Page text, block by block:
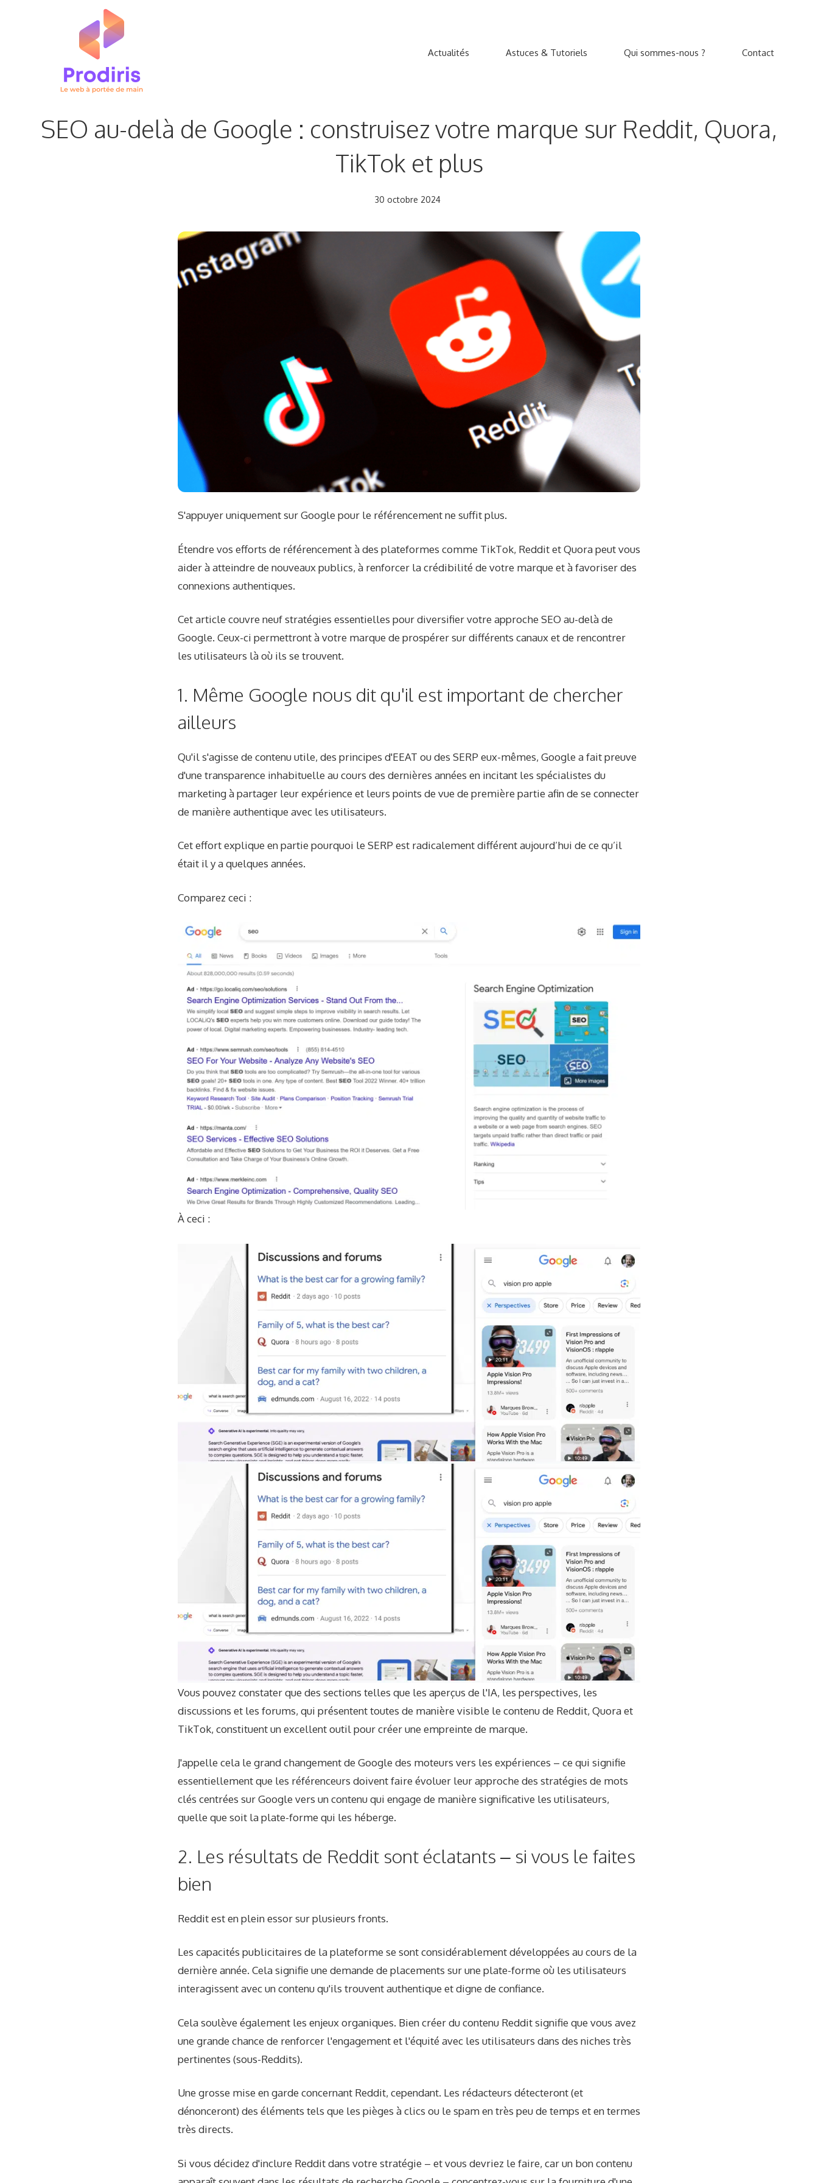
Actualités Astuces & Tutoriels Qui sommes-nous ? Contact
SEO au-delà de Google : construisez votre marque sur Reddit, Quora,
TikTok et plus
30 octobre 2024
S'appuyer uniquement sur Google pour le référencement ne suffit plus.
Étendre vos efforts de référencement à des plateformes comme TikTok, Reddit et Quora peut vous
aider à atteindre de nouveaux publics, à renforcer la crédibilité de votre marque et à favoriser des
connexions authentiques.
Cet article couvre neuf stratégies essentielles pour diversifier votre approche SEO au-delà de
Google. Ceux-ci permettront à votre marque de prospérer sur différents canaux et de rencontrer
les utilisateurs là où ils se trouvent.
1. Même Google nous dit qu'il est important de chercher
ailleurs
Qu'il s'agisse de contenu utile, des principes d'EEAT ou des SERP eux-mêmes, Google a fait preuve
d'une transparence inhabituelle au cours des dernières années en incitant les spécialistes du
marketing à partager leur expérience et leurs points de vue de première partie afin de se connecter
de manière authentique avec les utilisateurs.
Cet effort explique en partie pourquoi le SERP est radicalement différent aujourd’hui de ce qu’il
était il y a quelques années.
Comparez ceci :
À ceci :
Vous pouvez constater que des sections telles que les aperçus de l'IA, les perspectives, les
discussions et les forums, qui présentent toutes de manière visible le contenu de Reddit, Quora et
TikTok, constituent un excellent outil pour créer une empreinte de marque.
J'appelle cela le grand changement de Google des moteurs vers les expériences – ce qui signifie
essentiellement que les référenceurs doivent faire évoluer leur approche des stratégies de mots
clés centrées sur Google vers un contenu qui engage de manière significative les utilisateurs,
quelle que soit la plate-forme qui les héberge.
2. Les résultats de Reddit sont éclatants – si vous le faites
bien
Reddit est en plein essor sur plusieurs fronts.
Les capacités publicitaires de la plateforme se sont considérablement développées au cours de la
dernière année. Cela signifie une demande de placements sur une plate-forme où les utilisateurs
interagissent avec un contenu qu'ils trouvent authentique et digne de confiance.
Cela soulève également les enjeux organiques. Bien créer du contenu Reddit signifie que vous avez
une grande chance de renforcer l'engagement et l'équité avec les utilisateurs dans des niches très
pertinentes (sous-Reddits).
Une grosse mise en garde concernant Reddit, cependant. Les rédacteurs détecteront (et
dénonceront) des éléments tels que les pièges à clics ou le spam en très peu de temps et en termes
très directs.
Si vous décidez d'inclure Reddit dans votre stratégie – et vous devriez le faire, car un bon contenu